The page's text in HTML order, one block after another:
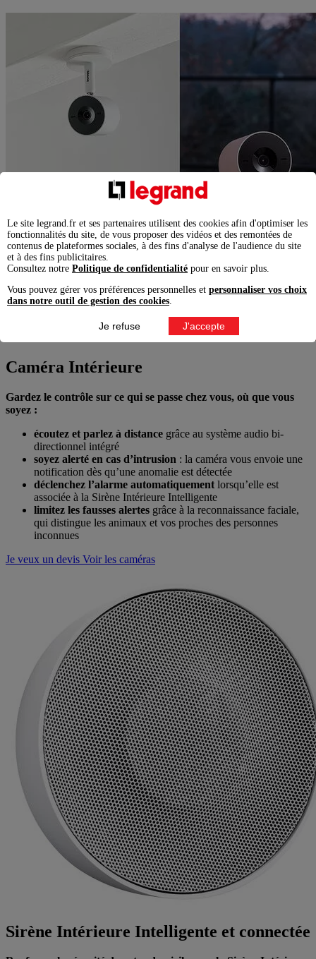
Caméra Intérieure
Gardez le contrôle sur ce qui se passe chez vous, où que vous
soyez :
écoutez et parlez à distance grâce au système audio bi-
directionnel intégré
soyez alerté en cas d’intrusion : la caméra vous envoie une
notification dès qu’une anomalie est détectée
déclenchez l’alarme automatiquement lorsqu’elle est
associée à la Sirène Intérieure Intelligente
limitez les fausses alertes grâce à la reconnaissance faciale,
qui distingue les animaux et vos proches des personnes
inconnues
Je veux un devis Voir les caméras
Sirène Intérieure Intelligente et connectée
Le site legrand.fr et ses partenaires utilisent des cookies afin d'optimiser les
fonctionnalités du site, de vous proposer des vidéos et des remontées de
contenus de plateformes sociales, à des fins d'analyse de l'audience du site
et à des fins publicitaires.
Consultez notre Politique de confidentialité pour en savoir plus.
Vous pouvez gérer vos préférences personnelles et personnaliser vos choix
dans notre outil de gestion des cookies
Je refuse J'accepte